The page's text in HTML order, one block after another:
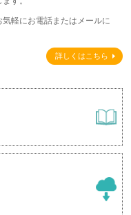
軽にお電話またはメールに
詳しくはこちら